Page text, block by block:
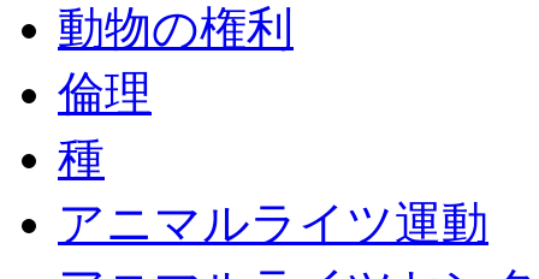
動物の権利
倫理
種
アニマルライツ運動